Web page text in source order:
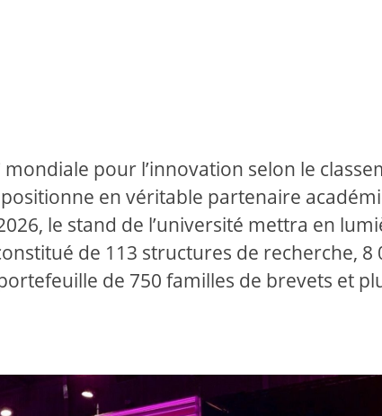
mondiale pour l’innovation selon le
positionne en véritable partenaire
le stand de l’université mettra en
de 113 structures de recherche, 8
de 750 familles de brevets et